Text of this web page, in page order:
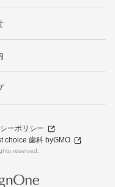
ーポリシー
choice 歯科 byGMO
reserved.